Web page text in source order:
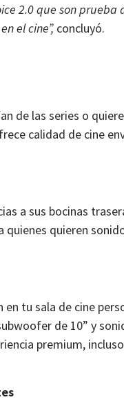
2.0 que son prueba
el cine”, concluyó.
de las series o
calidad de cine
a sus bocinas
quieren
tu sala de cine
de 10” y
premium,